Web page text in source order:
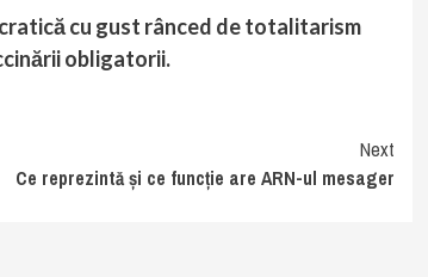
cu gust rânced de totalitarism
obligatorii.
Next
Ce reprezintă și ce funcție are ARN-ul mesager